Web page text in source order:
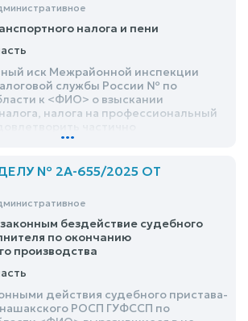
налога и пени
иск Межрайонной инспекции
службы России № по
к <ФИО> о взыскании
налога на профессиональный
...
№ 2А-655/2025 ОТ
бездействие судебного
по окончанию
производства
действия судебного пристава-
РОСП ГУФССП по